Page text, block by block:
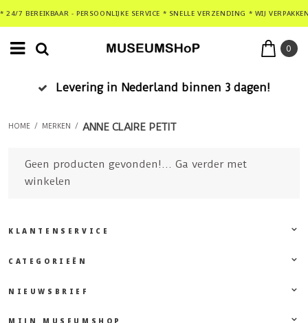
* 24/7 BEREIKBAAR - PERSOONLIJKE SERVICE * SNELLE VERZENDING * WIJ
0
Levering in Nederland binnen 3 dagen!
HOME / MERKEN / ANNE CLAIRE PETIT
Geen producten gevonden!... Ga verder met
winkelen
KLANTENSERVICE
CATEGORIEËN
NIEUWSBRIEF